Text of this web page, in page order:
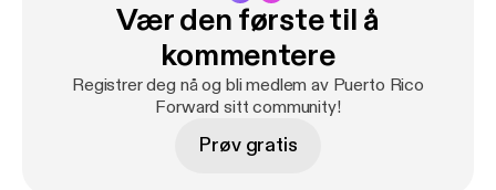
Vær den første til å
kommentere
Registrer deg nå og bli medlem av Puerto Rico
Forward sitt community!
Prøv gratis